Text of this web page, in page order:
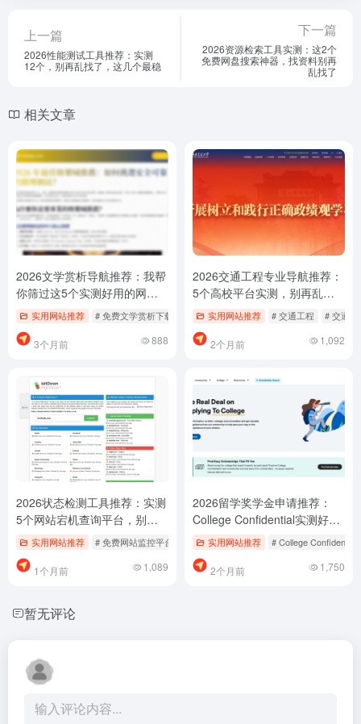
上一篇
2026性能测试工具推荐：实测
12个，别再乱找了，这几个最稳
下一篇
2026资源检索工具实测：这2个
免费网盘搜索神器，找资料别再
乱找了
相关文章
2026文学赏析导航推荐：我帮
你筛过这5个实测好用的网
站，少踩坑
实用网站推荐 # 免费文学赏析下载 # 古典文学赏析平台 # 文学赏析怎么用
3个月前 888
2026交通工程专业导航推荐：
5个高校平台实测，别再乱找
了 实用网站推荐 # 交通工程 # 交通
2个月前 1,092
2026状态检测工具推荐：实测
5个网站宕机查询平台，别再
乱找了实用网站推荐 # 免费网站监控平台 # 状态检测工具推荐 # 网站宕机查询
1个月前 1,089
2026留学奖学金申请推荐：
College Confidential实测好
用，少踩坑
实用网站推荐 # College Confidential
2个月前 1,750
暂无评论